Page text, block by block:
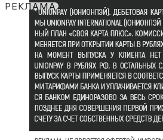
РЕКЛАМА